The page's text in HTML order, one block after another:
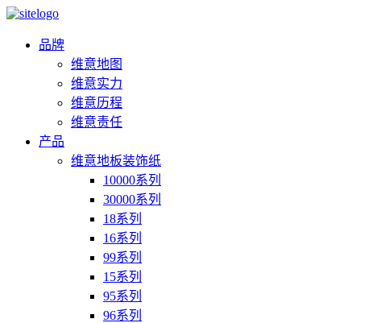
品牌
维意地图
维意实力
维意历程
维意责任
产品
维意地板装饰纸
10000系列
30000系列
18系列
16系列
99系列
15系列
95系列
96系列